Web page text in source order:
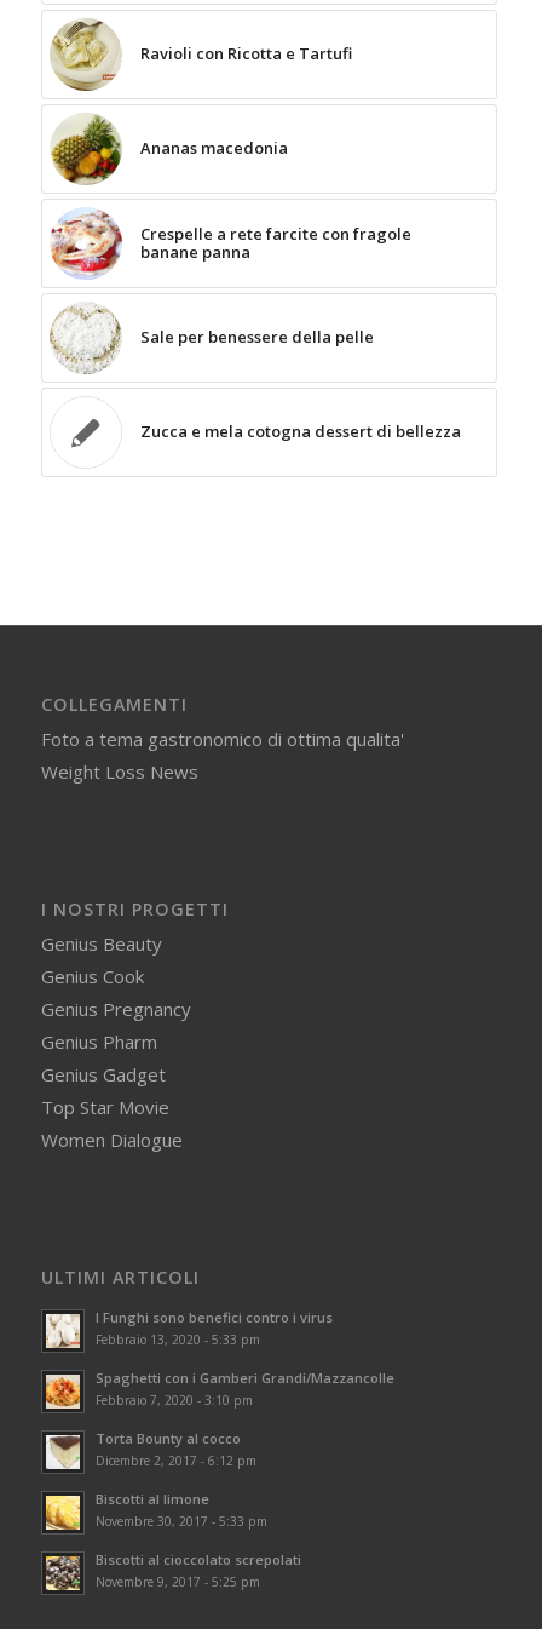
Ravioli con Ricotta e Tartufi
Ananas macedonia
Crespelle a rete farcite con fragole
banane panna
Sale per benessere della pelle
Zucca e mela cotogna dessert di bellezza
COLLEGAMENTI
Foto a tema gastronomico di ottima qualita'
Weight Loss News
I NOSTRI PROGETTI
Genius Beauty
Genius Cook
Genius Pregnancy
Genius Pharm
Genius Gadget
Top Star Movie
Women Dialogue
ULTIMI ARTICOLI
I Funghi sono benefici contro i virus
Febbraio 13, 2020 - 5:33 pm
Spaghetti con i Gamberi Grandi/Mazzancolle
Febbraio 7, 2020 - 3:10 pm
Torta Bounty al cocco
Dicembre 2, 2017 - 6:12 pm
Biscotti al limone
Novembre 30, 2017 - 5:33 pm
Biscotti al cioccolato screpolati
Novembre 9, 2017 - 5:25 pm